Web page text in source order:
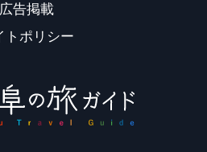
広告掲載
トポリシー